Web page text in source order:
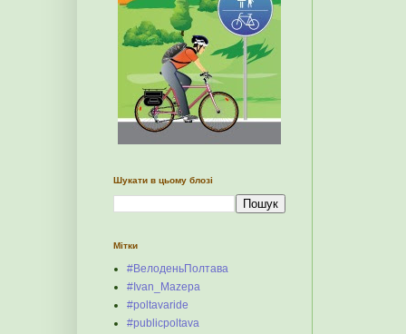
Шукати в цьому блозі
Мітки
#ВелоденьПолтава
#Ivan_Mazepa
#poltavaride
#publicpoltava